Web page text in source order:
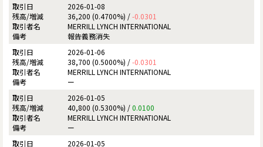
2026-01-08
36,200 (0.4700%) /-0.0301
MERRILL LYNCH INTERNATIONAL
報告義務消失
2026-01-06
38,700 (0.5000%) /-0.0301
MERRILL LYNCH INTERNATIONAL
ー
2026-01-05
40,800 (0.5300%) /0.0100
MERRILL LYNCH INTERNATIONAL
ー
2026-01-05